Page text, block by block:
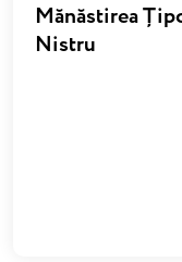
Mănăstirea
Nistru